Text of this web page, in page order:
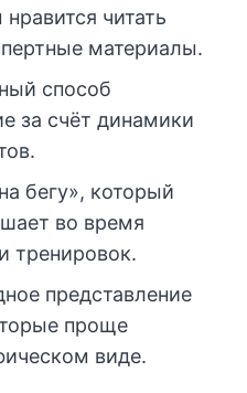
читать
материалы.
способ
за счёт динамики
бегу», который
во время
тренировок.
представление
проще
виде.